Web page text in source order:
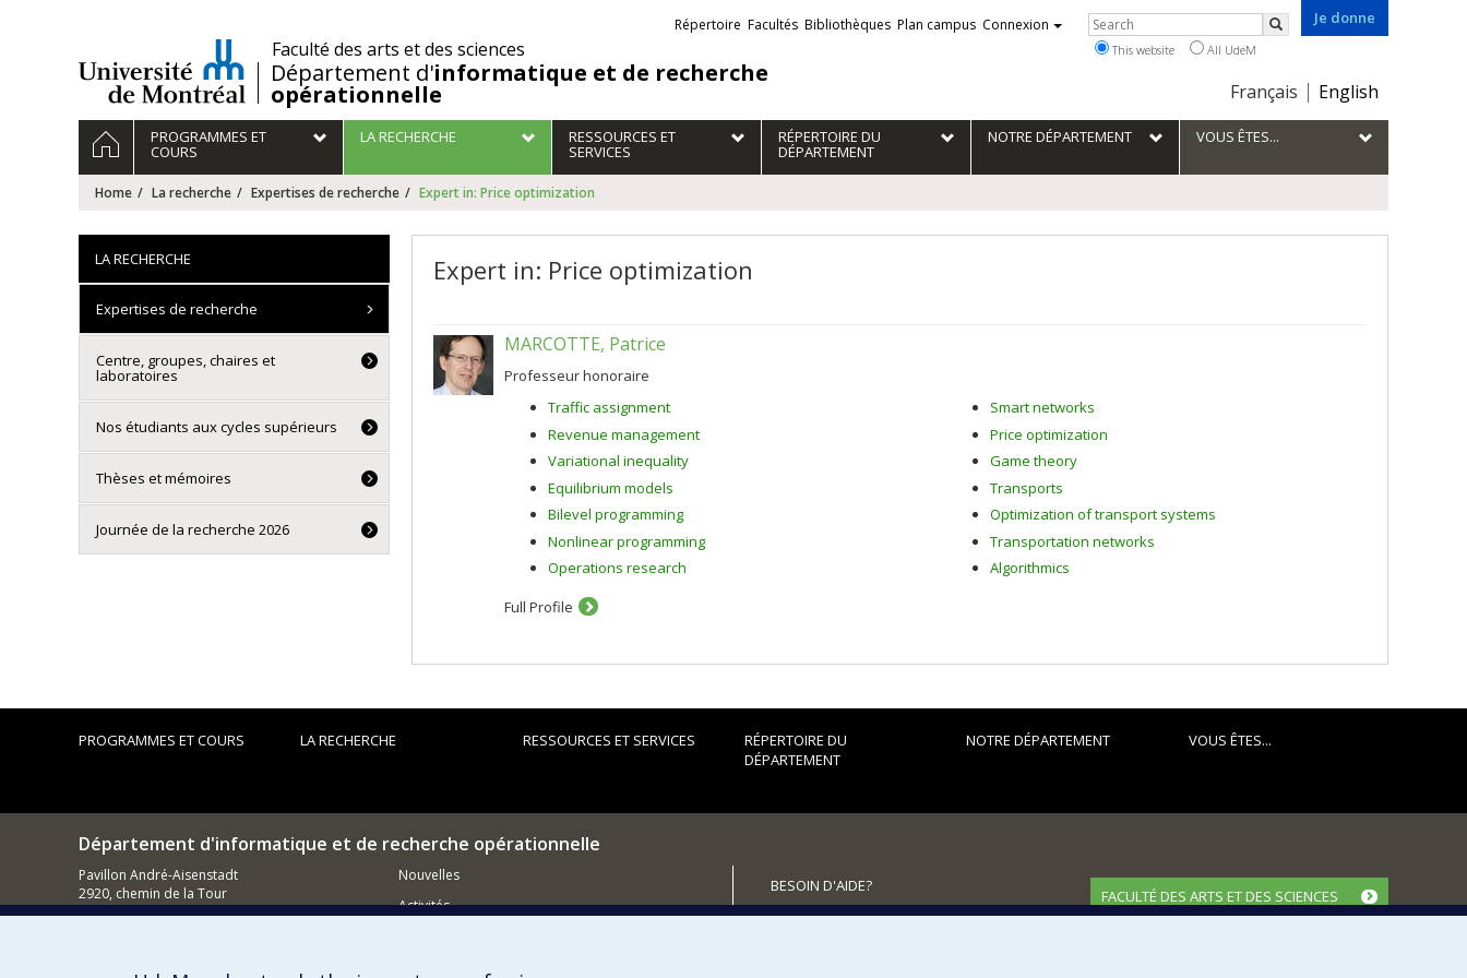
/Faculté des arts et des sciences
Département d'informatique et de recherche
opérationnelle
Je donne
Choix
la
langue
Français English
Liens
externes
Répertoire Facultés Bibliothèques Plan campus Connexion Rechercher
Search
This website All UdeM
Navigation
principale
HOMEPROGRAMMES ET
COURS
LA RECHERCHE RESSOURCES ET
SERVICES
RÉPERTOIRE DU
DÉPARTEMENT
NOTRE DÉPARTEMENT VOUS ÊTES...
Home La recherche Expertises de recherche Expert in: Price optimization
Expert in: Price optimization
MARCOTTE, Patrice
Professeur honoraire
Traffic assignment
Revenue management
Variational inequality
Equilibrium models
Bilevel programming
Nonlinear programming
Operations research
Smart networks
Price optimization
Game theory
Transports
Optimization of transport systems
Transportation networks
Algorithmics
Full Profile
LA RECHERCHE
Expertises de recherche
Centre, groupes, chaires et
laboratoires
Nos étudiants aux cycles supérieurs
Thèses et mémoires
Journée de la recherche 2026
PROGRAMMES ET COURS LA RECHERCHE RESSOURCES ET SERVICES
RÉPERTOIRE DU
DÉPARTEMENT
NOTRE DÉPARTEMENT VOUS ÊTES...
Département d'informatique et de recherche opérationnelle
Pavillon André-Aisenstadt
2920, chemin de la Tour
Montréal (QC)
Nouvelles
Activités
BESOIN D'AIDE?
Plan du site
FACULTÉ DES ARTS ET DES SCIENCES